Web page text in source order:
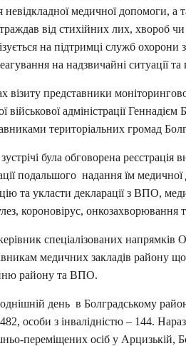
невідкладної медичної допомоги, а
від стихійних лих, хвороб
на підтримці служб
на надзвичайні ситуації та
візиту представники
військової адміністрації
територіальних громад
була обговорена
подальшого надання їм
та укласти декларації з ВПО,
короновірус, онкозахворювання
спеціалізованих напрямків
медичних закладів району
району та ВПО.
день в Болградському
особи з інвалідністю – 144.
переміщених осіб у Арцизькій,